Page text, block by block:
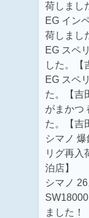
荷しまし
EG イン
荷しまし
EG スペ
した。【
EG スペ
た。【吉
がまかつ
た。【吉
シマノ
リグ再入
泊店】
シマノ
ました！